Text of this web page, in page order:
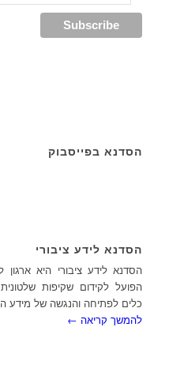
הסדנא בפייסבוק
הסדנא לידע ציבורי
הסדנא לידע ציבורי היא
הפועל לקידום שקיפות
כלים לפתיחה והנגשה של מידע
להמשך קריאה ←